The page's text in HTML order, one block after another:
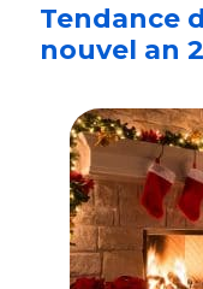
Tendance
nouvel an